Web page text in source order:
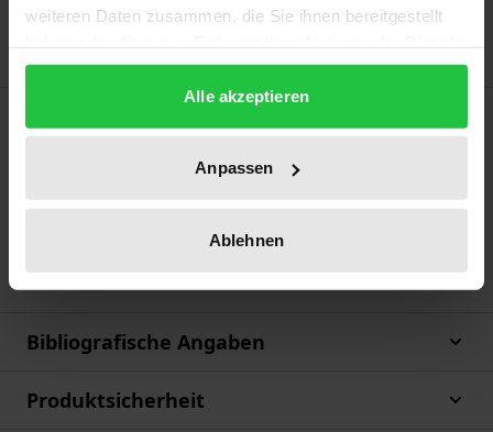
weiteren Daten zusammen, die Sie ihnen bereitgestellt
gesammelt haben.
Alle akzeptieren
Anpassen
Ablehnen
Der neue Band in der Schriftenreihe befasst sich mit
den Fragen des Hochwasserschutzes, welche auf
dem 9. Leipziger Umweltrechtssymopsiums
diskutiert wurden.
Bibliografische Angaben
Produktsicherheit